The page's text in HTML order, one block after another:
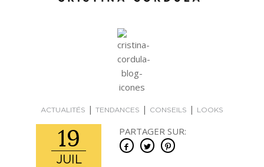
ACTUALITÉS | TENDANCES | CONSEILS | LOOKS
19
JUIL
PARTAGER SUR: